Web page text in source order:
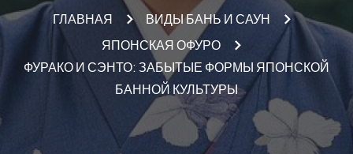
ГЛАВНАЯ
ВИДЫ БАНЬ И САУН
ЯПОНСКАЯ ОФУРО
ФУРАКО И СЭНТО: ЗАБЫТЫЕ ФОРМЫ ЯПОНСКОЙ
БАННОЙ КУЛЬТУРЫ